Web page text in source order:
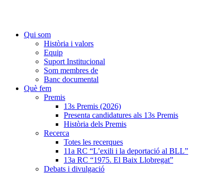
Qui som
Història i valors
Equip
Suport Institucional
Som membres de
Banc documental
Què fem
Premis
13s Premis (2026)
Presenta candidatures als 13s Premis
Història dels Premis
Recerca
Totes les recerques
11a RC “L’exili i la deportació al BLL”
13a RC “1975. El Baix Llobregat”
Debats i divulgació